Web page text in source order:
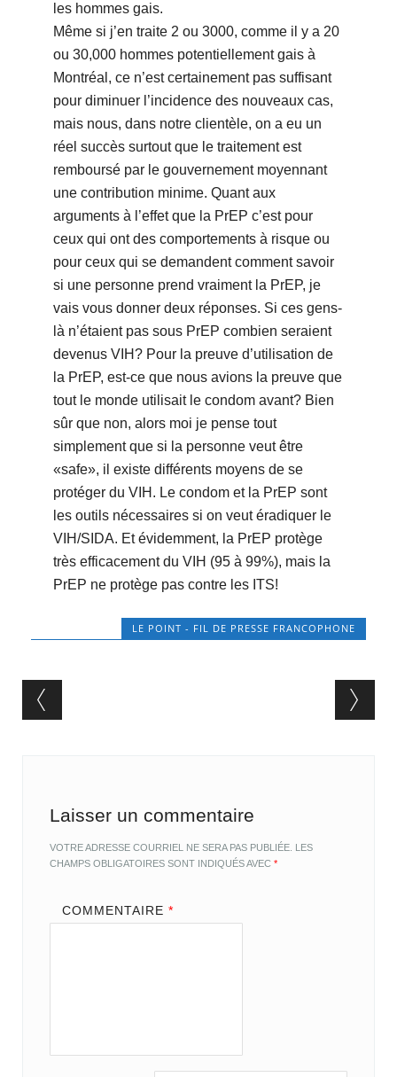
les hommes gais.
Même si j’en traite 2 ou 3000, comme il y a 20
ou 30,000 hommes potentiellement gais à
Montréal, ce n’est certainement pas suffisant
pour diminuer l’incidence des nouveaux cas,
mais nous, dans notre clientèle, on a eu un
réel succès surtout que le traitement est
remboursé par le gouvernement moyennant
une contribution minime. Quant aux
arguments à l’effet que la PrEP c’est pour
ceux qui ont des comportements à risque ou
pour ceux qui se demandent comment savoir
si une personne prend vraiment la PrEP, je
vais vous donner deux réponses. Si ces gens-
là n’étaient pas sous PrEP combien seraient
devenus VIH? Pour la preuve d’utilisation de
la PrEP, est-ce que nous avions la preuve que
tout le monde utilisait le condom avant? Bien
sûr que non, alors moi je pense tout
simplement que si la personne veut être
«safe», il existe différents moyens de se
protéger du VIH. Le condom et la PrEP sont
les outils nécessaires si on veut éradiquer le
VIH/SIDA. Et évidemment, la PrEP protège
très efficacement du VIH (95 à 99%), mais la
PrEP ne protège pas contre les ITS!
LE POINT - FIL DE PRESSE FRANCOPHONE
Post navigation
Laisser un commentaire
VOTRE ADRESSE COURRIEL NE SERA PAS PUBLIÉE. LES
CHAMPS OBLIGATOIRES SONT INDIQUÉS AVEC*
COMMENTAIRE *